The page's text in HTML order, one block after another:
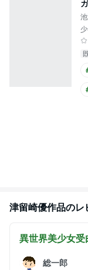
津留崎優作品のレ
異世界美少女受
総一郎